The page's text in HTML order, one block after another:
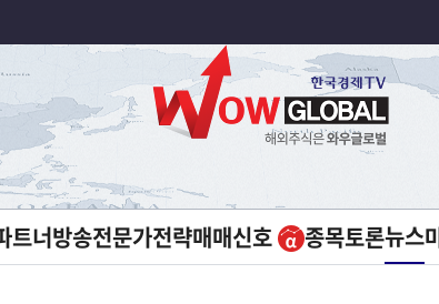
트너방송전문가전략매매신호 종목토론뉴스